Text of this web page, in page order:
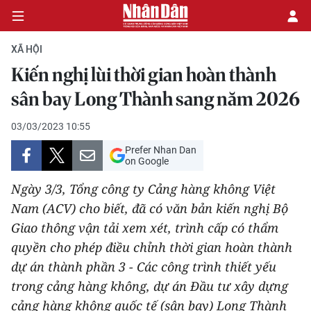
CHÍNH TRỊ
KINH TẾ
VĂN HÓA
XÃ HỘI
PHÁP LUẬT
DU LỊCH
THẾ GIỚI
XÃ HỘI
Kiến nghị lùi thời gian hoàn thành
sân bay Long Thành sang năm 2026
03/03/2023 10:55
Prefer Nhan Dan
on Google
Ngày 3/3, Tổng công ty Cảng hàng không Việt
Nam (ACV) cho biết, đã có văn bản kiến nghị Bộ
Giao thông vận tải xem xét, trình cấp có thẩm
quyền cho phép điều chỉnh thời gian hoàn thành
dự án thành phần 3 - Các công trình thiết yếu
trong cảng hàng không, dự án Đầu tư xây dựng
cảng hàng không quốc tế (sân bay) Long Thành